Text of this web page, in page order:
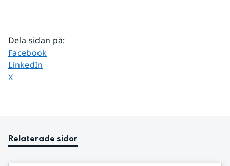
Dela sidan på:
Dela sidan på
Facebook
Dela sidan på
LinkedIn
Dela sidan på
X
Relaterade sidor